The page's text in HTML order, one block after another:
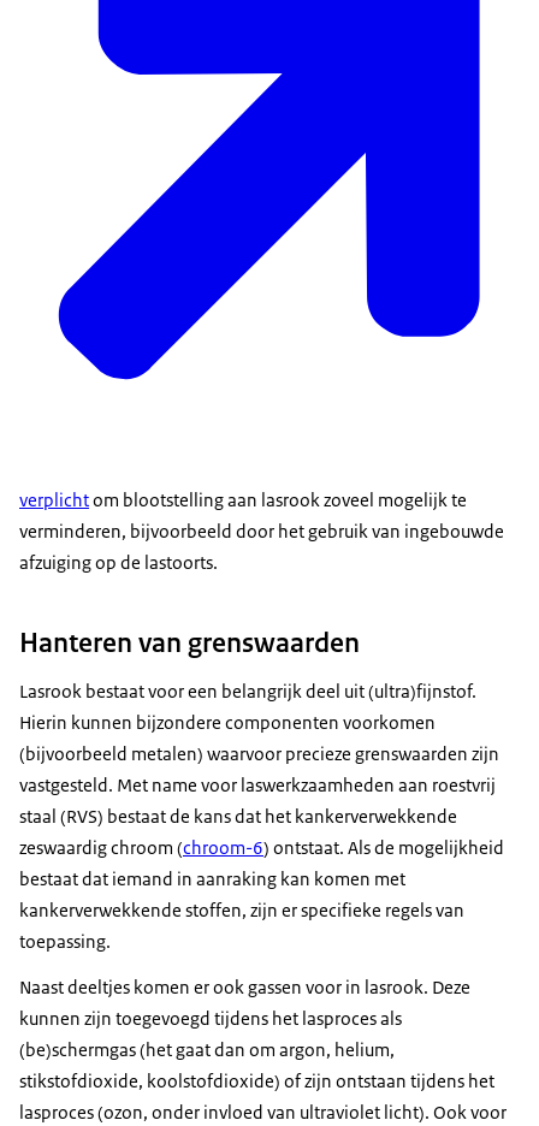
verplichtom blootstelling aan lasrook zoveel mogelijk te
verminderen, bijvoorbeeld door het gebruik van ingebouwde
afzuiging op de lastoorts.
Hanteren van grenswaarden
Lasrook bestaat voor een belangrijk deel uit (ultra)fijnstof.
Hierin kunnen bijzondere componenten voorkomen
(bijvoorbeeld metalen) waarvoor precieze grenswaarden zijn
vastgesteld. Met name voor laswerkzaamheden aan roestvrij
staal (RVS) bestaat de kans dat het kankerverwekkende
zeswaardig chroom (chroom-6) ontstaat. Als de mogelijkheid
bestaat dat iemand in aanraking kan komen met
kankerverwekkende stoffen, zijn er specifieke regels van
toepassing.
Naast deeltjes komen er ook gassen voor in lasrook. Deze
kunnen zijn toegevoegd tijdens het lasproces als
(be)schermgas (het gaat dan om argon, helium,
stikstofdioxide, koolstofdioxide) of zijn ontstaan tijdens het
lasproces (ozon, onder invloed van ultraviolet licht). Ook voor